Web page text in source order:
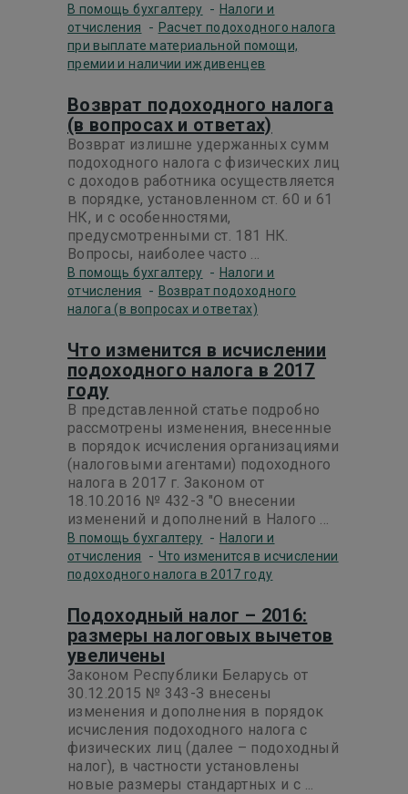
В помощь бухгалтеру - Налоги и
отчисления
- Расчет подоходного налога
при выплате материальной помощи,
премии и наличии иждивенцев
Возврат подоходного налога
(в вопросах и ответах)
Возврат излишне удержанных сумм
подоходного налога с физических лиц
с доходов работника осуществляется
в порядке, установленном ст. 60 и 61
НК, и с особенностями,
предусмотренными ст. 181 НК.
Вопросы, наиболее часто ...
В помощь бухгалтеру - Налоги и
отчисления
- Возврат подоходного
налога (в вопросах и ответах)
Что изменится в исчислении
подоходного налога в 2017
году
В представленной статье подробно
рассмотрены изменения, внесенные
в порядок исчисления организациями
(налоговыми агентами) подоходного
налога в 2017 г. Законом от
18.10.2016 № 432-З "О внесении
изменений и дополнений в Налого ...
В помощь бухгалтеру - Налоги и
отчисления
- Что изменится в исчислении
подоходного налога в 2017 году
Подоходный налог – 2016:
размеры налоговых вычетов
увеличены
Законом Республики Беларусь от
30.12.2015 № 343-З внесены
изменения и дополнения в порядок
исчисления подоходного налога с
физических лиц (далее – подоходный
налог), в частности установлены
новые размеры стандартных и с ...